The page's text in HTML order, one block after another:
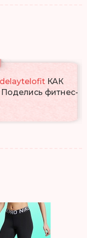
КАК
фитнес-